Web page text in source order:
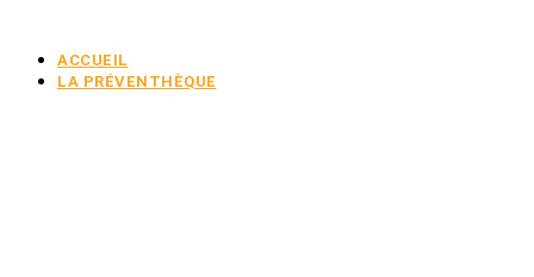
ACCUEIL
LA PRÉVENTHÈQUE